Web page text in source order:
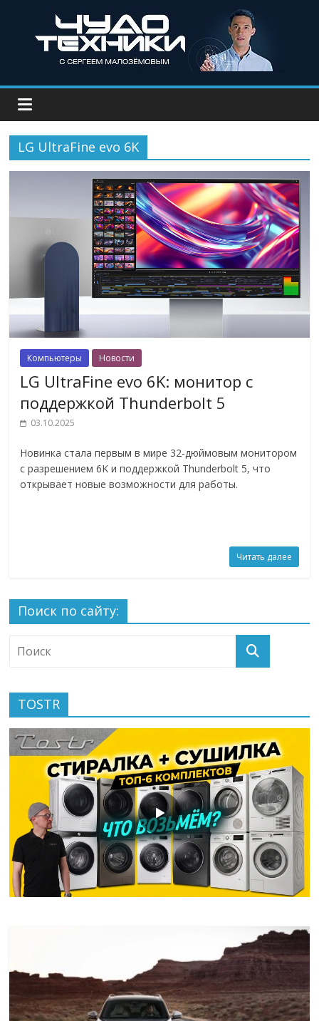
LG UltraFine evo 6K
Компьютеры Новости
LG UltraFine evo 6K: монитор с
поддержкой Thunderbolt 5
03.10.2025
Новинка стала первым в мире 32-дюймовым монитором
с разрешением 6K и поддержкой Thunderbolt 5, что
открывает новые возможности для работы.
Читать далее
Поиск по сайту:
TOSTR